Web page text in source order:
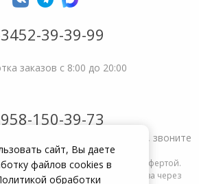
39-39-99
заказов с 8:00 до 20:00
150-39-73
вопрос или возникла жалоба, звоните
zakrepi.ru не является публичной офертой.
только при оформлении заказа через
сайт, Вы даете
файлов cookies в
обработки